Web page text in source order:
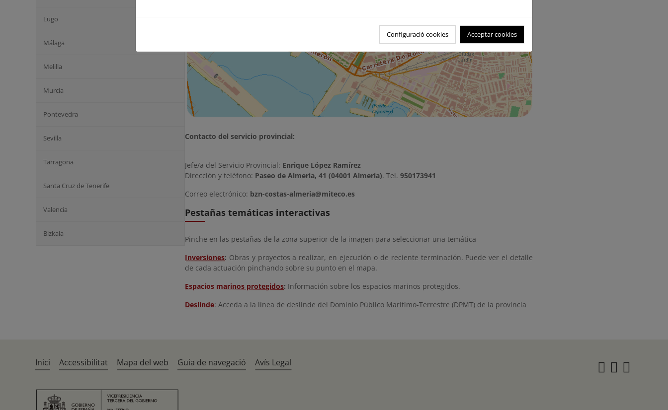
Lugo
Málaga
Melilla
Murcia
Pontevedra
Sevilla
Tarragona
Santa Cruz de Tenerife
Valencia
Bizkaia
Contacto del servicio provincial:
Jefe/a del Servicio Provincial: Enrique López Ramírez
Dirección y teléfono: Paseo de Almería, 41 (04001 Almería). Tel. 950173941
Correo electrónico: bzn-costas-almeria@miteco.es
Pestañas temáticas interactivas
Pinche en las pestañas de la zona superior de la imagen para seleccionar una temática
Inversiones: Obras y proyectos a realizar, en ejecución o de reciente terminación. Puede ver el detalle
de cada actuación pinchando sobre su punto en el mapa.
Espacios marinos protegidos: Información sobre los espacios marinos protegidos.
Deslinde: Acceda a la línea de deslinde del Dominio Público Marítimo-Terrestre (DPMT) de la provincia
Configuració cookies Acceptar cookies
Inici Accessibilitat Mapa del web Guia de navegació Avís Legal Twitter